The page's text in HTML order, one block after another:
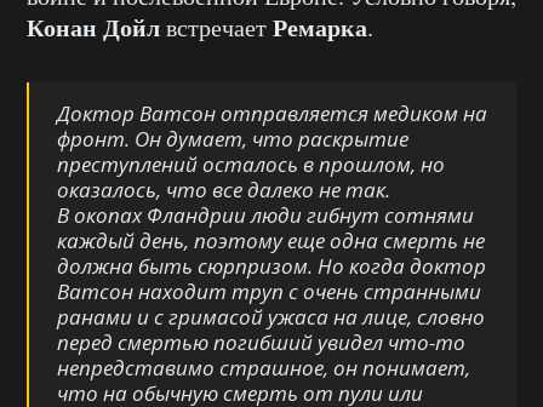
Конан ДойлвстречаетРемарка.
Доктор Ватсон отправляется медиком на
фронт. Он думает, что раскрытие
преступлений осталось в прошлом, но
оказалось, что все далеко не так.
В окопах Фландрии люди гибнут сотнями
каждый день, поэтому еще одна смерть не
должна быть сюрпризом. Но когда доктор
Ватсон находит труп с очень странными
ранами и с гримасой ужаса на лице, словно
перед смертью погибший увидел что-то
непредставимо страшное, он понимает,
что на обычную смерть от пули или